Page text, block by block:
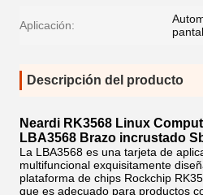
Aplicación:
Descripción del producto
Neardi RK3568 Linux
LBA3568 Brazo incrustado
La LBA3568 es una tarjeta de
multifuncional exquisitamente
plataforma de chips Rockchip
que es adecuado para productos